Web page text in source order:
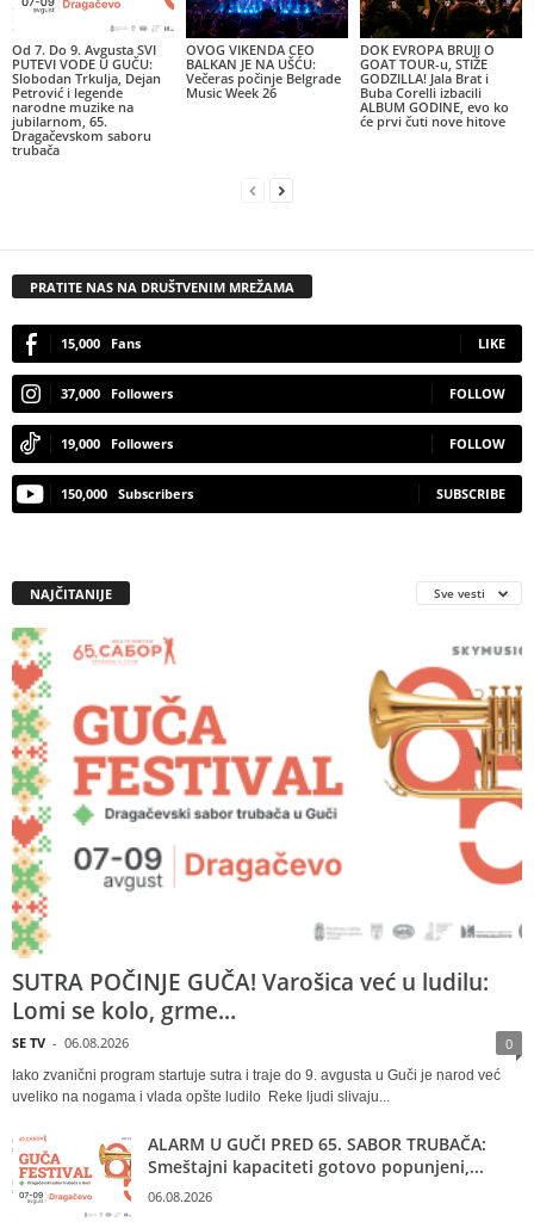
Od 7. Do 9. Avgusta SVI
PUTEVI VODE U GUČU:
Slobodan Trkulja, Dejan
Petrović i legende
narodne muzike na
jubilarnom, 65.
Dragačevskom saboru
trubača
OVOG VIKENDA CEO
BALKAN JE NA UŠĆU:
Večeras počinje Belgrade
Music Week 26
DOK EVROPA BRUJI O
GOAT TOUR-u, STIŽE
GODZILLA! Jala Brat i
Buba Corelli izbacili
ALBUM GODINE, evo ko
će prvi čuti nove hitove
PRATITE NAS NA DRUŠTVENIM MREŽAMA
15,000 Fans LIKE
37,000 Followers FOLLOW
19,000 Followers FOLLOW
150,000 Subscribers SUBSCRIBE
NAJČITANIJE Sve vesti
SUTRA POČINJE GUČA! Varošica već u ludilu:
Lomi se kolo, grme...
SE TV - 06.08.2026 0
Iako zvanični program startuje sutra i traje do 9. avgusta u Guči je narod već
uveliko na nogama i vlada opšte ludilo Reke ljudi slivaju...
ALARM U GUČI PRED 65. SABOR TRUBAČA:
Smeštajni kapaciteti gotovo popunjeni,...
06.08.2026